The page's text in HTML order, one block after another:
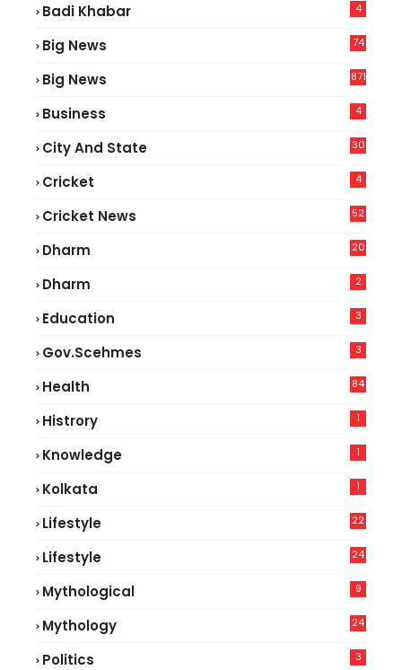
Badi Khabar 4
Big News
74
Big News 871
Business 4
City And State 30
Cricket 4
Cricket News
52
Dharm 20
Dharm 2
Education 3
Gov.scehmes 3
Health
84
Histrory 1
Knowledge 1
Kolkata 1
Lifestyle
22
Lifestyle
24
Mythological 9
Mythology 24
Politics 3